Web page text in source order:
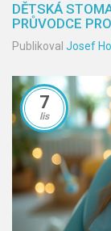
DĚTSKÁ
PRŮVODCE
Publikoval Josef
7
lis